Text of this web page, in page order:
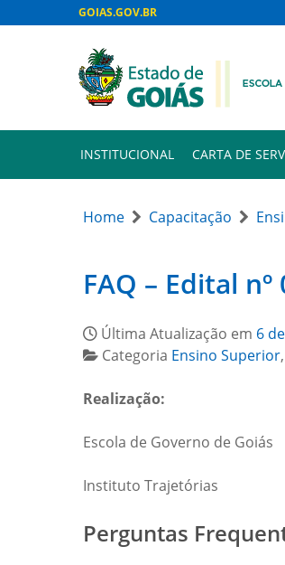
GOIAS.GOV.BR
INSTITUCIONAL CARTA DE
Home Capacitação
FAQ – Edital
Última Atualização em 6
Categoria Ensino Superior,
Realização:
Escola de Governo de Goiás
Instituto Trajetórias
Perguntas